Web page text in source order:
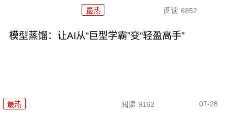
最热 阅读 6852
模型蒸馏：让AI从“巨型学霸”变“轻盈高手”
最热 阅读 9162 07-28